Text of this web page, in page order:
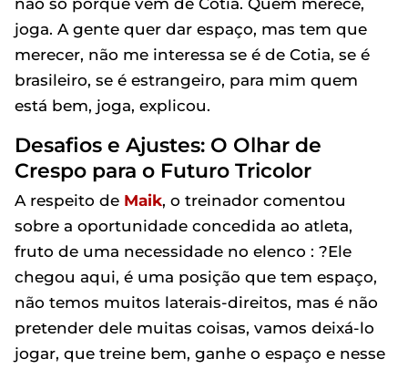
não só porque vêm de Cotia. Quem merece,
joga. A gente quer dar espaço, mas tem que
merecer, não me interessa se é de Cotia, se é
brasileiro, se é estrangeiro, para mim quem
está bem, joga, explicou.
Desafios e Ajustes: O Olhar de
Crespo para o Futuro Tricolor
A respeito de Maik, o treinador comentou
sobre a oportunidade concedida ao atleta,
fruto de uma necessidade no elenco : ?Ele
chegou aqui, é uma posição que tem espaço,
não temos muitos laterais-direitos, mas é não
pretender dele muitas coisas, vamos deixá-lo
jogar, que treine bem, ganhe o espaço e nesse